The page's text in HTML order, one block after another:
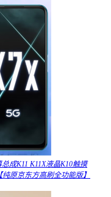
成K11 K11X液晶K10触摸
纯原京东方高刷全功能版】